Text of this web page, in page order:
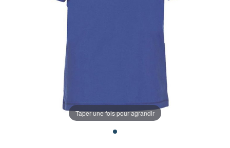
Taper une fois pour agrandir